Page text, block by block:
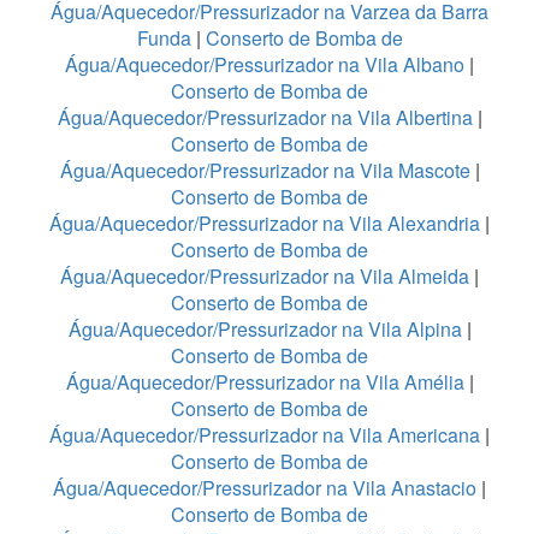
Água/Aquecedor/Pressurizador na Varzea da Barra
Funda| Conserto de Bomba de
Água/Aquecedor/Pressurizador na Vila Albano |
Conserto de Bomba de
Água/Aquecedor/Pressurizador na Vila Albertina|
Conserto de Bomba de
Água/Aquecedor/Pressurizador na Vila Mascote|
Conserto de Bomba de
Água/Aquecedor/Pressurizador na Vila Alexandria |
Conserto de Bomba de
Água/Aquecedor/Pressurizador na Vila Almeida |
Conserto de Bomba de
Água/Aquecedor/Pressurizador na Vila Alpina |
Conserto de Bomba de
Água/Aquecedor/Pressurizador na Vila Amélia |
Conserto de Bomba de
Água/Aquecedor/Pressurizador na Vila Americana |
Conserto de Bomba de
Água/Aquecedor/Pressurizador na Vila Anastacio |
Conserto de Bomba de